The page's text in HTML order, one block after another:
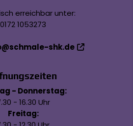
erreichbar unter:
0172 1053273
shk.de
- Donnerstag:
- 16.30 Uhr
Freitag: